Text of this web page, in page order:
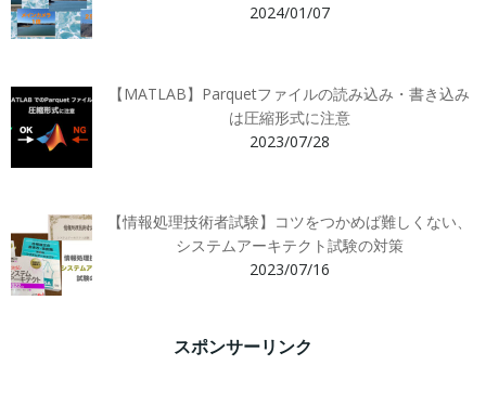
2024/01/07
【MATLAB】Parquetファイルの読み込み・書き込み
は圧縮形式に注意
2023/07/28
【情報処理技術者試験】コツをつかめば難しくない、
システムアーキテクト試験の対策
2023/07/16
スポンサーリンク